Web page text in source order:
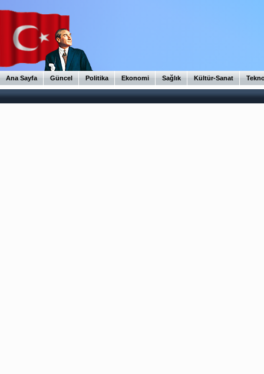
Ana Sayfa Güncel Politika Ekonomi Sağlık Kültür-Sanat